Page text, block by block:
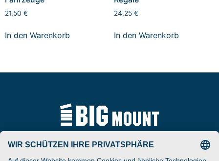
21,50 €
In den Warenkorb
24,25 €
In den Warenkorb
ARAT Spezialhalterungen
Tel
+49 (0) 5257-9380625